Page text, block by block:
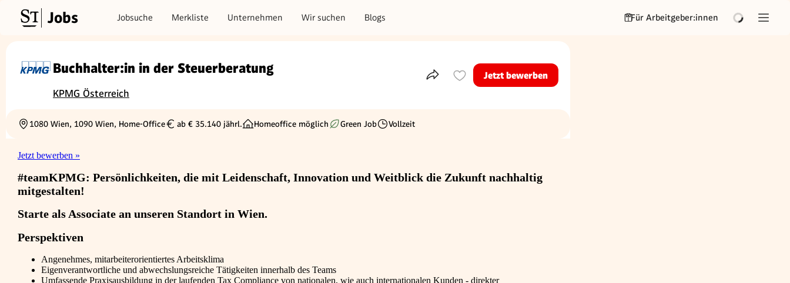
Jobs Jobsuche Merkliste Unternehmen Wir suchen Blogs Für Arbeitgeber:innen
Buchhalter:in in der Steuerberatung
KPMG Österreich
Teile dieses InseratJetzt bewerben
Ortschaft
1080 Wien, 1090 Wien, Home-Office
Gehalt
ab € 35.140 jährl. Homeoffice möglich Green Job
Beschäftigungsart
Vollzeit
Jetzt bewerben »
#teamKPMG: Persönlichkeiten, die mit Leidenschaft, Innovation und Weitblick die Zukunft nachhaltig
mitgestalten!
Starte als Associate an unseren Standort in Wien.
Perspektiven
Angenehmes, mitarbeiterorientiertes Arbeitsklima
Eigenverantwortliche und abwechslungsreiche Tätigkeiten innerhalb des Teams
Umfassende Praxisausbildung in der laufenden Tax Compliance von nationalen, wie auch internationalen Kunden - direkter